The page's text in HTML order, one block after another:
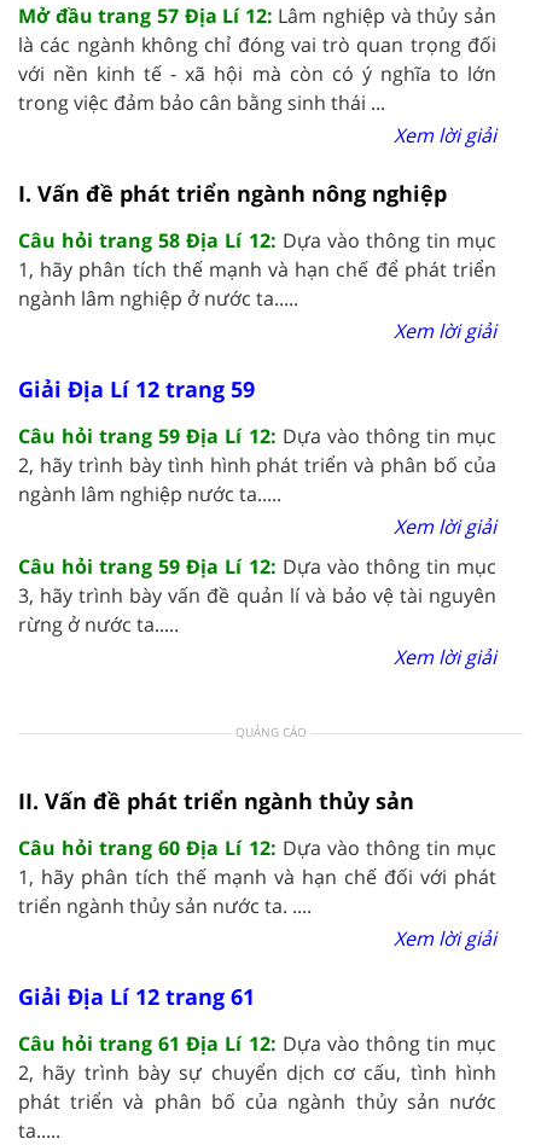
Mở đầu trang 57 Địa Lí 12: Lâm nghiệp và thủy sản
là các ngành không chỉ đóng vai trò quan trọng đối
với nền kinh tế - xã hội mà còn có ý nghĩa to lớn
trong việc đảm bảo cân bằng sinh thái ...
Xem lời giải
I. Vấn đề phát triển ngành nông nghiệp
Câu hỏi trang 58 Địa Lí 12: Dựa vào thông tin mục
1, hãy phân tích thế mạnh và hạn chế để phát triển
ngành lâm nghiệp ở nước ta.....
Xem lời giải
Giải Địa Lí 12 trang 59
Câu hỏi trang 59 Địa Lí 12: Dựa vào thông tin mục
2, hãy trình bày tình hình phát triển và phân bố của
ngành lâm nghiệp nước ta.....
Xem lời giải
Câu hỏi trang 59 Địa Lí 12: Dựa vào thông tin mục
3, hãy trình bày vấn đề quản lí và bảo vệ tài nguyên
rừng ở nước ta.....
Xem lời giải
QUẢNG CÁO
II. Vấn đề phát triển ngành thủy sản
Câu hỏi trang 60 Địa Lí 12: Dựa vào thông tin mục
1, hãy phân tích thế mạnh và hạn chế đối với phát
triển ngành thủy sản nước ta. ....
Xem lời giải
Giải Địa Lí 12 trang 61
Câu hỏi trang 61 Địa Lí 12: Dựa vào thông tin mục
2, hãy trình bày sự chuyển dịch cơ cấu, tình hình
phát triển và phân bố của ngành thủy sản nước
ta.....